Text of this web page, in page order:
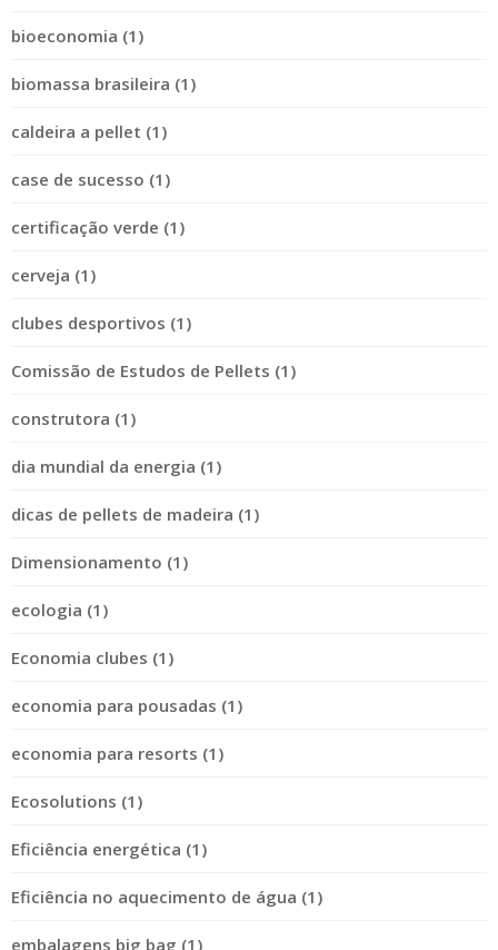
bioeconomia (1)
biomassa brasileira (1)
caldeira a pellet (1)
case de sucesso (1)
certificação verde (1)
cerveja (1)
clubes desportivos (1)
Comissão de Estudos de Pellets (1)
construtora (1)
dia mundial da energia (1)
dicas de pellets de madeira (1)
Dimensionamento (1)
ecologia (1)
Economia clubes (1)
economia para pousadas (1)
economia para resorts (1)
Ecosolutions (1)
Eficiência energética (1)
Eficiência no aquecimento de água (1)
embalagens big bag (1)